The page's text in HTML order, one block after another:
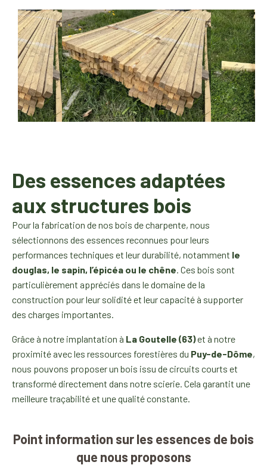
Des essences adaptées
aux structures bois
Pour la fabrication de nos bois de charpente, nous
sélectionnons des essences reconnues pour leurs
performances techniques et leur durabilité, notamment le
douglas, le sapin, l’épicéa ou le chêne . Ces bois sont
particulièrement appréciés dans le domaine de la
construction pour leur solidité et leur capacité à supporter
des charges importantes.
Grâce à notre implantation à La Goutelle (63)et à notre
proximité avec les ressources forestières du Puy-de-Dôme,
nous pouvons proposer un bois issu de circuits courts et
transformé directement dans notre scierie. Cela garantit une
meilleure traçabilité et une qualité constante.
Point information sur les essences de bois
que nous proposons